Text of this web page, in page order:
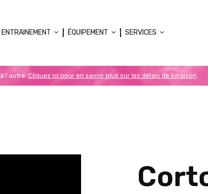
ENTRAINEMENT ÉQUIPEMENT SERVICES
l'autre. Cliquez ici pour en savoir plus sur les délais de livraison.